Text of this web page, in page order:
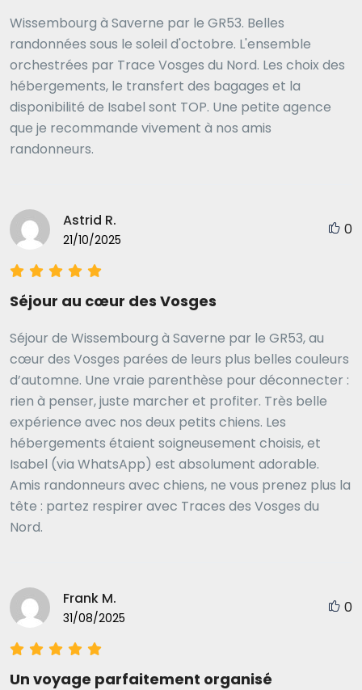
Wissembourg à Saverne par le GR53. Belles
randonnées sous le soleil d'octobre. L'ensemble
orchestrées par Trace Vosges du Nord. Les choix des
hébergements, le transfert des bagages et la
disponibilité de Isabel sont TOP. Une petite agence
que je recommande vivement à nos amis
randonneurs.
Astrid R.
21/10/2025
0
Séjour au cœur des Vosges
Séjour de Wissembourg à Saverne par le GR53, au
cœur des Vosges parées de leurs plus belles couleurs
d’automne. Une vraie parenthèse pour déconnecter :
rien à penser, juste marcher et profiter. Très belle
expérience avec nos deux petits chiens. Les
hébergements étaient soigneusement choisis, et
Isabel (via WhatsApp) est absolument adorable.
Amis randonneurs avec chiens, ne vous prenez plus la
tête : partez respirer avec Traces des Vosges du
Nord.
Frank M.
31/08/2025
0
Un voyage parfaitement organisé